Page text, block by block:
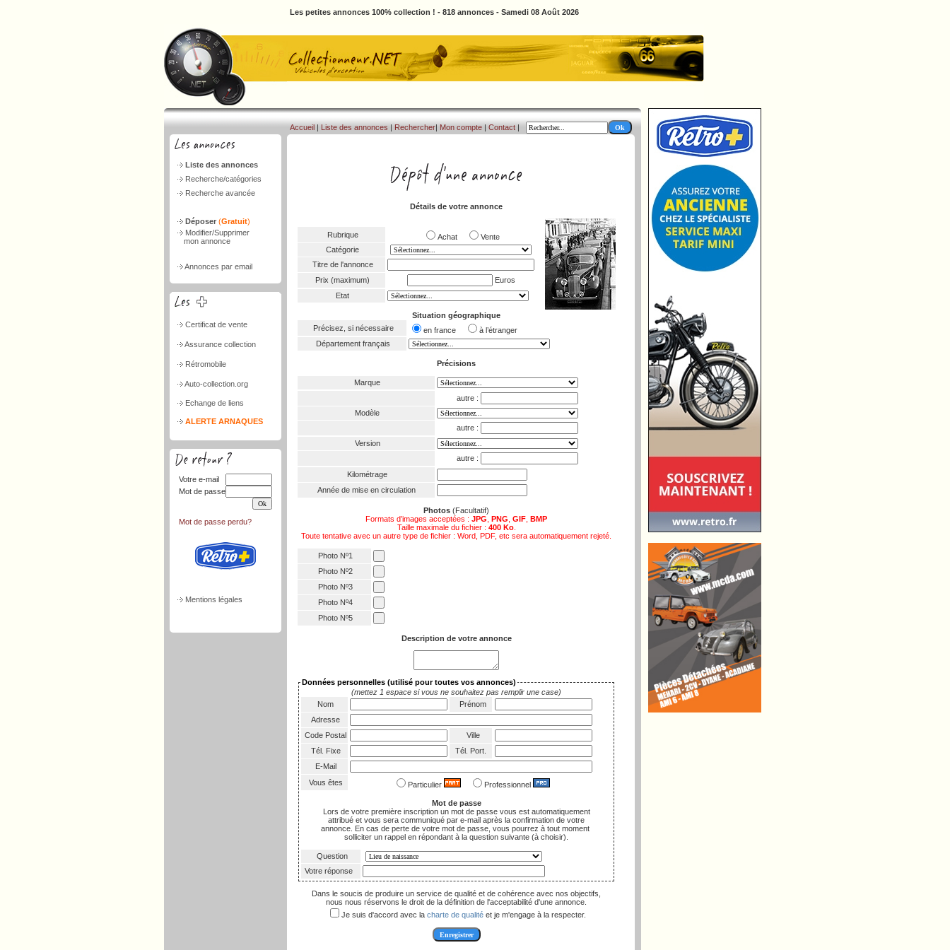
Les petites annonces 100% collection ! - 818 annonces - Samedi 08 Août 2026
Liste des annonces
Recherche/catégories
Recherche avancée
Déposer (Gratuit)
Modifier/Supprimer
mon annonce
Annonces par email
Certificat de vente
Assurance collection
Rétromobile
Auto-collection.org
Echange de liens
ALERTE ARNAQUES
Votre e-mail
Mot de passe
Mot de passe perdu?
Mentions légales
Accueil | Liste des annonces | Rechercher| Mon compte | Contact |
Détails de votre annonce
Rubrique Achat
Vente
Catégorie
Titre de l'annonce
Prix (maximum)
Euros
Etat
Situation géographique
Précisez, si nécessaire
en france
à l’étranger
Département français
Précisions
Marque
autre :
Modèle
autre :
Version
autre :
Kilométrage
Année de mise en circulation
Photos (Facultatif)
Formats d’images acceptées : JPG PNG GIF BMP
Taille maximale du fichier : 400 Ko.
Toute tentative avec un autre type de fichier : Word, PDF, etc sera automatiquement rejeté.
Photo Nº1
Photo Nº2
Photo Nº3
Photo Nº4
Photo Nº5
Description de votre annonce
Données personnelles (utilisé pour toutes vos annonces)
(mettez 1 espace si vous ne souhaitez pas remplir une case)
Nom
Prénom
Adresse
Code Postal
Ville
Tél. Fixe
Tél. Port.
E-Mail
Vous êtes
Particulier Professionnel
Mot de passe
Lors de votre première inscription un mot de passe vous est automatiquement
attribué et vous sera communiqué par e-mail après la confirmation de votre
annonce. En cas de perte de votre mot de passe, vous pourrez à tout moment
solliciter un rappel en répondant à la question suivante (à choisir).
Question
Votre réponse
Dans le soucis de produire un service de qualité et de cohérence avec nos objectifs,
nous nous réservons le droit de la définition de l'acceptabilité d'une annonce.
Je suis d'accord avec la charte de qualitéet je m'engage à la respecter.